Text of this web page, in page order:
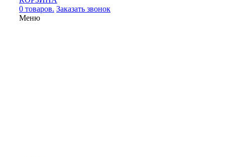
0 товаров. Заказать звонок
Меню